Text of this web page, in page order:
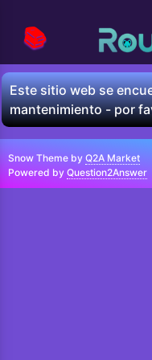
📚
Este sitio web se
mantenimiento - por
Snow Theme by Q2A Market
Powered by Question2Answer